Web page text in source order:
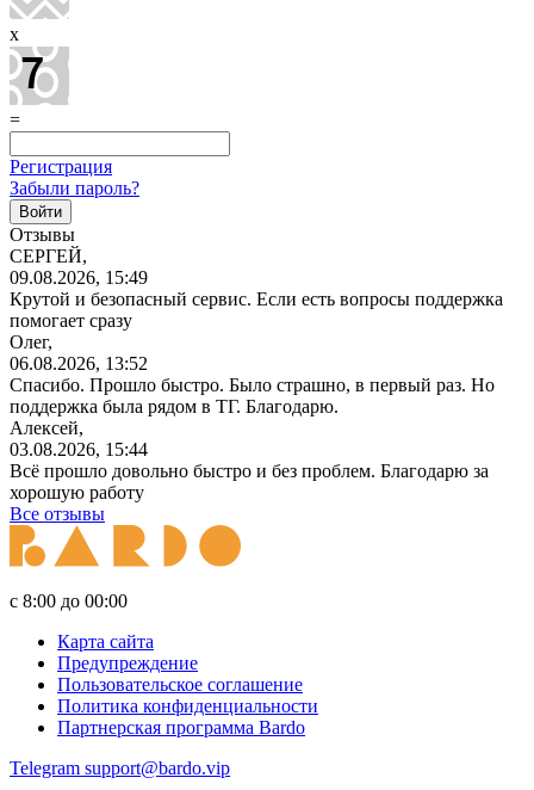
x
=
Регистрация
Забыли пароль?
Отзывы
СЕРГЕЙ,
09.08.2026, 15:49
Крутой и безопасный сервис. Если есть вопросы поддержка
помогает сразу
Олег,
06.08.2026, 13:52
Спасибо. Прошло быстро. Было страшно, в первый раз. Но
поддержка была рядом в ТГ. Благодарю.
Алексей,
03.08.2026, 15:44
Всё прошло довольно быстро и без проблем. Благодарю за
хорошую работу
Все отзывы
с 8:00 до 00:00
Карта сайта
Предупреждение
Пользовательское соглашение
Политика конфиденциальности
Партнерская программа Bardo
Telegram support@bardo.vip